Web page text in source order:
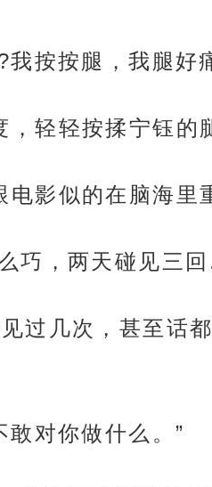
我按按腿，我腿好
，轻轻按揉宁钰的
电影似的在脑海里
巧，两天碰见三
过几次，甚至话
敢对你做什么。”